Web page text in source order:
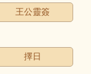
王公靈簽
擇日